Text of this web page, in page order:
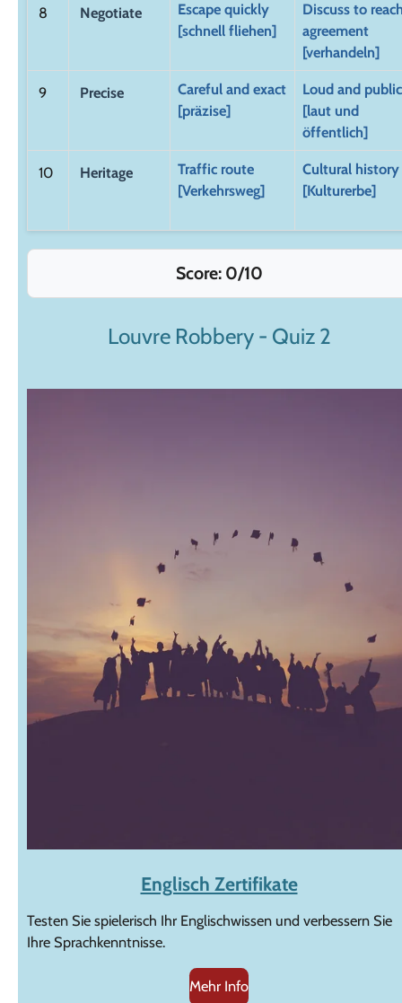
8 Negotiate
Escape quickly
[schnell fliehen]
Discuss to
agreement
[verhandeln]
9 Precise
Careful and exact
[präzise]
Loud and public
[laut und
öffentlich]
10 Heritage
Traffic route
[Verkehrsweg]
Cultural history
[Kulturerbe]
Score: 0/10
Louvre Robbery - Quiz 2
Englisch Zertifikate
Testen Sie spielerisch Ihr Englischwissen und verbessern Sie
Ihre Sprachkenntnisse.
Mehr Info